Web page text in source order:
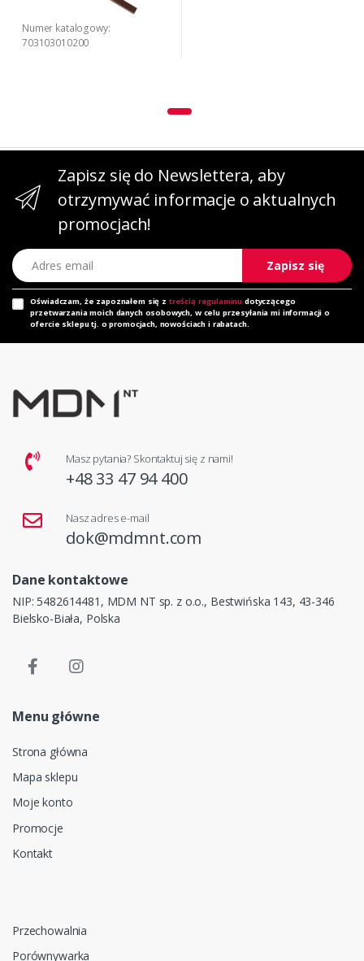
Numer katalogowy:
703103010200
Zapisz się do Newslettera, aby
otrzymywać informacje o aktualnych
promocjach!
Adres email
Zapisz się
Oświadczam, że zapoznałem się z treścią regulaminu dotyczącego
przetwarzania moich danych osobowych, w celu przesyłania mi informacji o
ofercie sklepu tj. o promocjach, nowościach i rabatach.
Masz pytania? Skontaktuj się z nami!
+48 33 47 94 400
Nasz adres e-mail
dok@mdmnt.com
Dane kontaktowe
NIP: 5482614481, MDM NT sp. z o.o., Bestwińska 143, 43-346
Bielsko-Biała, Polska
Menu główne
Strona główna
Mapa sklepu
Moje konto
Promocje
Kontakt
Przechowalnia
Porównywarka